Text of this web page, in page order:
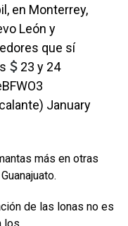
en Monterrey,
León y
que sí
23 y 24
January
más en otras
de las lonas no es